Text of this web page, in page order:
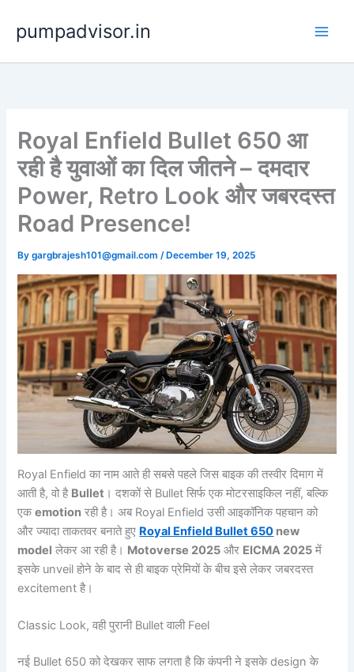
content
pumpadvisor.in
Royal Enfield Bullet 650 आ
रही है युवाओं का दिल जीतने – दमदार
Power, Retro Look और जबरदस्त
Road Presence!
Bygargbrajesh101@gmail.com/ December 19, 2025
Royal Enfield का नाम आते ही सबसे पहले जिस बाइक की तस्वीर दिमाग में
आती है, वो है Bullet । दशकों से Bullet सिर्फ एक मोटरसाइकिल नहीं, बल्कि
एकemotion रही है। अब Royal Enfield उसी आइकॉनिक पहचान को
और ज्यादा ताकतवर बनाते हुए Royal Enfield Bullet 650 new
model लेकर आ रही है। Motoverse 2025 और EICMA 2025 में
इसके unveil होने के बाद से ही बाइक प्रेमियों के बीच इसे लेकर जबरदस्त
excitement है।
Classic Look, वही पुरानी Bullet वाली Feel
नई Bullet 650 को देखकर साफ लगता है कि कंपनी ने इसके design के